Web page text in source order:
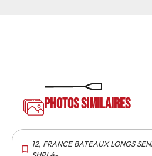
Photos similaires
12, FRANCE BATEAUX LONGS